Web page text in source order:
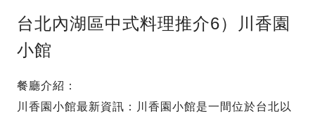
台北內湖區中式料理推介6）川香園
小館
餐廳介紹：
川香園小館最新資訊：川香園小館是一間位於台北以